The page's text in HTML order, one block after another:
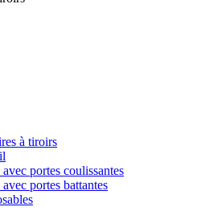
à tiroirs
portes coulissantes
portes battantes